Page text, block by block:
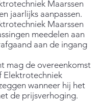
Maarssen
jaarlijks aanpassen.
Maarssen
meedelen aan
aan de ingang
mag de overeenkomst
Elektrotechniek
wanneer hij het
de prijsverhoging.